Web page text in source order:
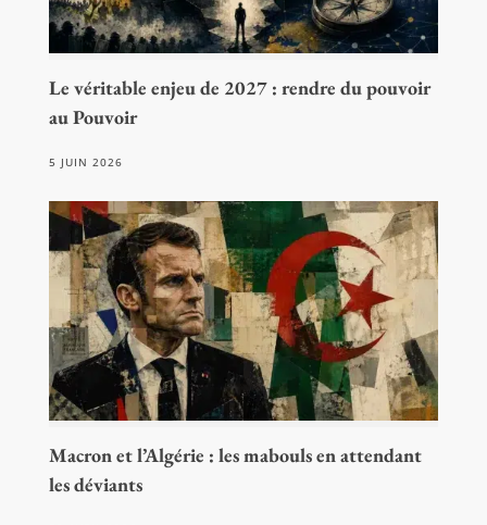
Le véritable enjeu de 2027 : rendre du pouvoir
au Pouvoir
5 JUIN 2026
Macron et l’Algérie : les mabouls en attendant
les déviants